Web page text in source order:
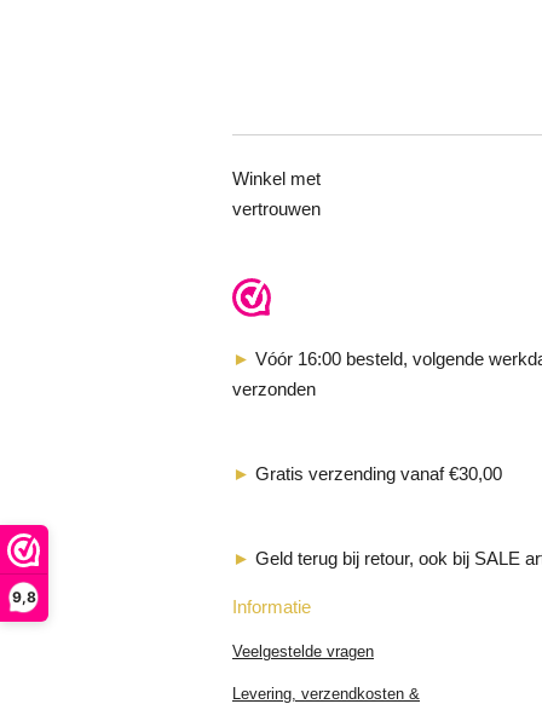
9,8
Winkel met
vertrouwen
► Vóór 16:00 besteld, volgende
verzonden
► Gratis verzending vanaf €30,00
► Geld terug bij retour, ook bij SALE
Informatie
Veelgestelde vragen
Levering, verzendkosten &